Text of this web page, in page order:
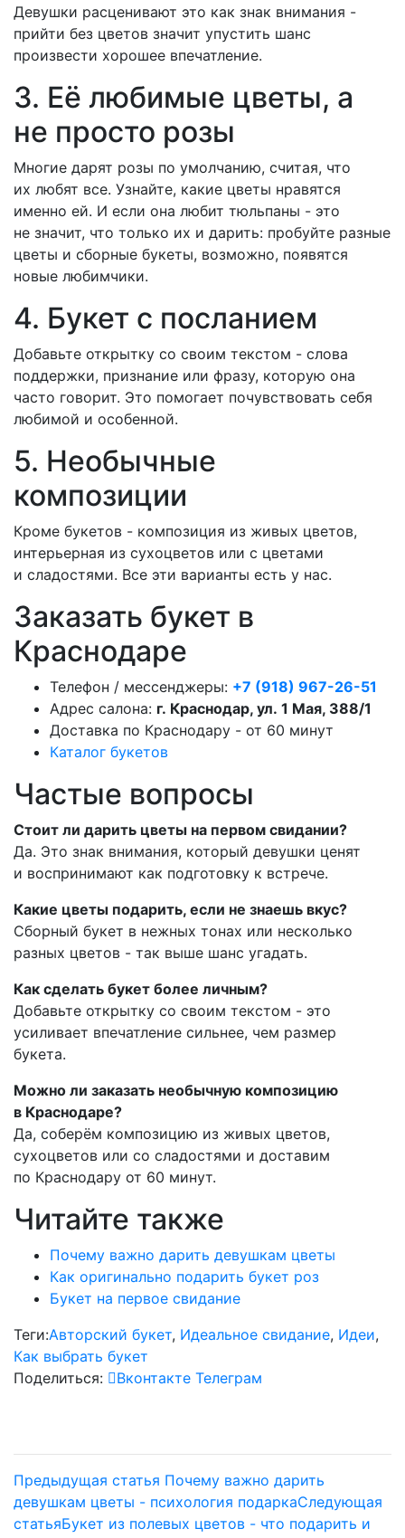
Девушки расценивают это как знак внимания -
прийти без цветов значит упустить шанс
произвести хорошее впечатление.
3. Её любимые цветы, а
не просто розы
Многие дарят розы по умолчанию, считая, что
их любят все. Узнайте, какие цветы нравятся
именно ей. И если она любит тюльпаны - это
не значит, что только их и дарить: пробуйте разные
цветы и сборные букеты, возможно, появятся
новые любимчики.
4. Букет с посланием
Добавьте открытку со своим текстом - слова
поддержки, признание или фразу, которую она
часто говорит. Это помогает почувствовать себя
любимой и особенной.
5. Необычные
композиции
Кроме букетов - композиция из живых цветов,
интерьерная из сухоцветов или с цветами
и сладостями. Все эти варианты есть у нас.
Заказать букет в
Краснодаре
Телефон / мессенджеры: +7 (918) 967-26-51
Адрес салона: г. Краснодар, ул. 1 Мая, 388/1
Доставка по Краснодару - от 60 минут
Каталог букетов
Частые вопросы
Стоит ли дарить цветы на первом свидании?
Да. Это знак внимания, который девушки ценят
и воспринимают как подготовку к встрече.
Какие цветы подарить, если не знаешь вкус?
Сборный букет в нежных тонах или несколько
разных цветов - так выше шанс угадать.
Как сделать букет более личным?
Добавьте открытку со своим текстом - это
усиливает впечатление сильнее, чем размер
букета.
Можно ли заказать необычную композицию
в Краснодаре?
Да, соберём композицию из живых цветов,
сухоцветов или со сладостями и доставим
по Краснодару от 60 минут.
Читайте также
Почему важно дарить девушкам цветы
Как оригинально подарить букет роз
Букет на первое свидание
Теги:Авторский букет, Идеальное свидание, Идеи,
Как выбрать букет
Поделиться:
Вконтакте Телеграм
Предыдущая статья Почему важно дарить
девушкам цветы - психология подаркаСледующая
статьяБукет из полевых цветов - что подарить и